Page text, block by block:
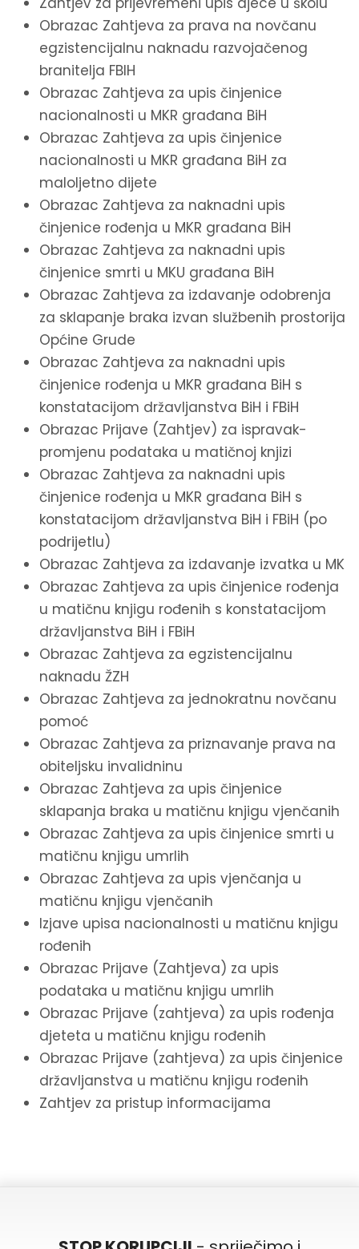
Obrazac Zahtjeva za prava na novčanu
egzistencijalnu naknadu razvojačenog
branitelja FBIH
Obrazac Zahtjeva za upis činjenice
nacionalnosti u MKR građana BiH
Obrazac Zahtjeva za upis činjenice
nacionalnosti u MKR građana BiH za
maloljetno dijete
Obrazac Zahtjeva za naknadni upis
činjenice rođenja u MKR građana BiH
Obrazac Zahtjeva za naknadni upis
činjenice smrti u MKU građana BiH
Obrazac Zahtjeva za izdavanje odobrenja
za sklapanje braka izvan službenih prostorija
Općine Grude
Obrazac Zahtjeva za naknadni upis
činjenice rođenja u MKR građana BiH s
konstatacijom državljanstva BiH i FBiH
Obrazac Prijave (Zahtjev) za ispravak-
promjenu podataka u matičnoj knjizi
Obrazac Zahtjeva za naknadni upis
činjenice rođenja u MKR građana BiH s
konstatacijom državljanstva BiH i FBiH (po
podrijetlu)
Obrazac Zahtjeva za izdavanje izvatka u MK
Obrazac Zahtjeva za upis činjenice rođenja
u matičnu knjigu rođenih s konstatacijom
državljanstva BiH i FBiH
Obrazac Zahtjeva za egzistencijalnu
naknadu ŽZH
Obrazac Zahtjeva za jednokratnu novčanu
pomoć
Obrazac Zahtjeva za priznavanje prava na
obiteljsku invalidninu
Obrazac Zahtjeva za upis činjenice
sklapanja braka u matičnu knjigu vjenčanih
Obrazac Zahtjeva za upis činjenice smrti u
matičnu knjigu umrlih
Obrazac Zahtjeva za upis vjenčanja u
matičnu knjigu vjenčanih
Izjave upisa nacionalnosti u matičnu knjigu
rođenih
Obrazac Prijave (Zahtjeva) za upis
podataka u matičnu knjigu umrlih
Obrazac Prijave (zahtjeva) za upis rođenja
djeteta u matičnu knjigu rođenih
Obrazac Prijave (zahtjeva) za upis činjenice
državljanstva u matičnu knjigu rođenih
Zahtjev za pristup informacijama